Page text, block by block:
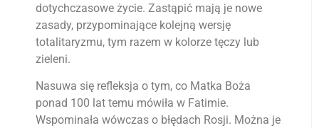
dotychczasowe życie. Zastąpić mają je nowe
zasady, przypominające kolejną wersję
totalitaryzmu, tym razem w kolorze tęczy lub
zieleni.
Nasuwa się refleksja o tym, co Matka Boża
ponad 100 lat temu mówiła w Fatimie.
Wspominała wówczas o błędach Rosji. Można je